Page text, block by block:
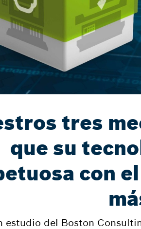
tres
que su
con
estudio del Boston